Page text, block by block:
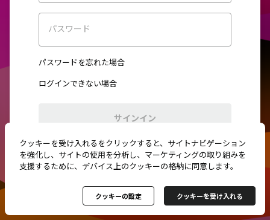
パスワード
パスワードを忘れた場合
ログインできない場合
サインイン
初めてご利用ですか？新規登録
クッキーを受け入れるをクリックすると、サイトナビゲーション
を強化し、サイトの使用を分析し、マーケティングの取り組みを
支援するために、デバイス上のクッキーの格納に同意します。
クッキーの設定 クッキーを受け入れる